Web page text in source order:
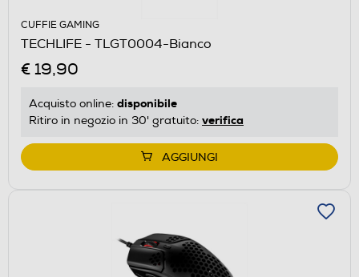
CUFFIE GAMING
TECHLIFE - TLGT0004-Bianco
€ 19,90
Acquisto online: disponibile
Ritiro in negozio in 30' gratuito: verifica
AGGIUNGI